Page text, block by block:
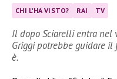
CHI L'HA VISTO? RAI TV
Il dopo Sciarelli entra nel
Griggi potrebbe guidare il
è.